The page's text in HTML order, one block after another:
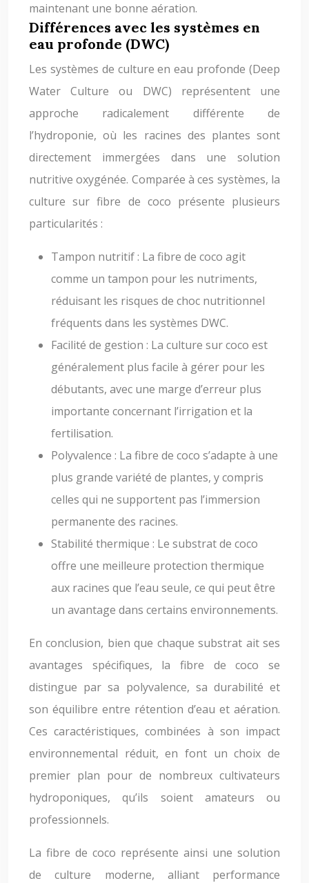
maintenant une bonne aération.
Différences avec les systèmes en
eau profonde (DWC)
Les systèmes de culture en eau profonde (Deep
Water Culture ou DWC) représentent une
approche radicalement différente de
l’hydroponie, où les racines des plantes sont
directement immergées dans une solution
nutritive oxygénée. Comparée à ces systèmes, la
culture sur fibre de coco présente plusieurs
particularités :
Tampon nutritif : La fibre de coco agit
comme un tampon pour les nutriments,
réduisant les risques de choc nutritionnel
fréquents dans les systèmes DWC.
Facilité de gestion : La culture sur coco est
généralement plus facile à gérer pour les
débutants, avec une marge d’erreur plus
importante concernant l’irrigation et la
fertilisation.
Polyvalence : La fibre de coco s’adapte à une
plus grande variété de plantes, y compris
celles qui ne supportent pas l’immersion
permanente des racines.
Stabilité thermique : Le substrat de coco
offre une meilleure protection thermique
aux racines que l’eau seule, ce qui peut être
un avantage dans certains environnements.
En conclusion, bien que chaque substrat ait ses
avantages spécifiques, la fibre de coco se
distingue par sa polyvalence, sa durabilité et
son équilibre entre rétention d’eau et aération.
Ces caractéristiques, combinées à son impact
environnemental réduit, en font un choix de
premier plan pour de nombreux cultivateurs
hydroponiques, qu’ils soient amateurs ou
professionnels.
La fibre de coco représente ainsi une solution
de culture moderne, alliant performance